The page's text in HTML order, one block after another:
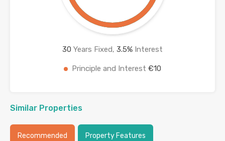
30 Years Fixed, 3.5% Interest
Principle and Interest €10
Similar Properties
Recommended Property Features